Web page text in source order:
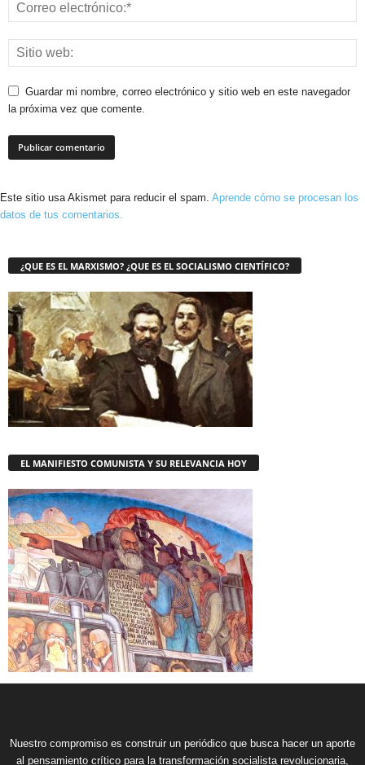
Guardar mi nombre, correo electrónico y sitio web en este navegador
la próxima vez que comente.
Este sitio usa Akismet para reducir el spam. Aprende cómo se procesan los
datos de tus comentarios.
¿QUE ES EL MARXISMO? ¿QUE ES EL SOCIALISMO CIENTÍFICO?
EL MANIFIESTO COMUNISTA Y SU RELEVANCIA HOY
Nuestro compromiso es construir un periódico que busca hacer un aporte
al pensamiento crítico para la transformación socialista revolucionaria,